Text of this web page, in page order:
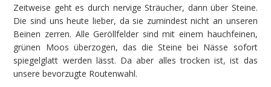
Zeitweise geht es durch nervige Sträucher, dann über Steine.
Die sind uns heute lieber, da sie zumindest nicht an unseren
Beinen zerren. Alle Geröllfelder sind mit einem hauchfeinen,
grünen Moos überzogen, das die Steine bei Nässe sofort
spiegelglatt werden lässt. Da aber alles trocken ist, ist das
unsere bevorzugte Routenwahl.